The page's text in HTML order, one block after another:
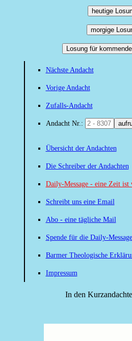
heutige
morgige
Losung für
Nächste Andacht
Vorige Andacht
Zufalls-Andacht
Andacht Nr.:
Übersicht der Andachten
Die Schreiber der Andachten
Daily-Message - eine Zeit ist
Schreibt uns eine Email
Abo - eine tägliche Mail
Spende für die Daily-Message
Barmer Theologische
Impressum
In den